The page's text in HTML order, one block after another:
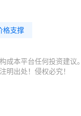
格支撑
成本平台任何投资建议
明出处！侵权必究！